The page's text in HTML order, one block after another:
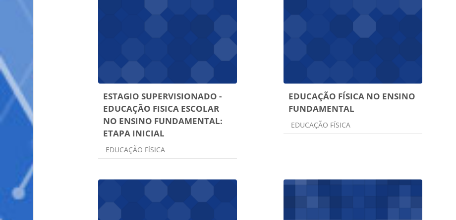
ESTAGIO SUPERVISIONADO -
EDUCAÇÃO FISICA ESCOLAR
NO ENSINO FUNDAMENTAL:
ETAPA INICIAL
Categoria do curso
EDUCAÇÃO FÍSICA
EDUCAÇÃO FÍSICA NO ENSINO
FUNDAMENTAL
Categoria do curso
EDUCAÇÃO FÍSICA